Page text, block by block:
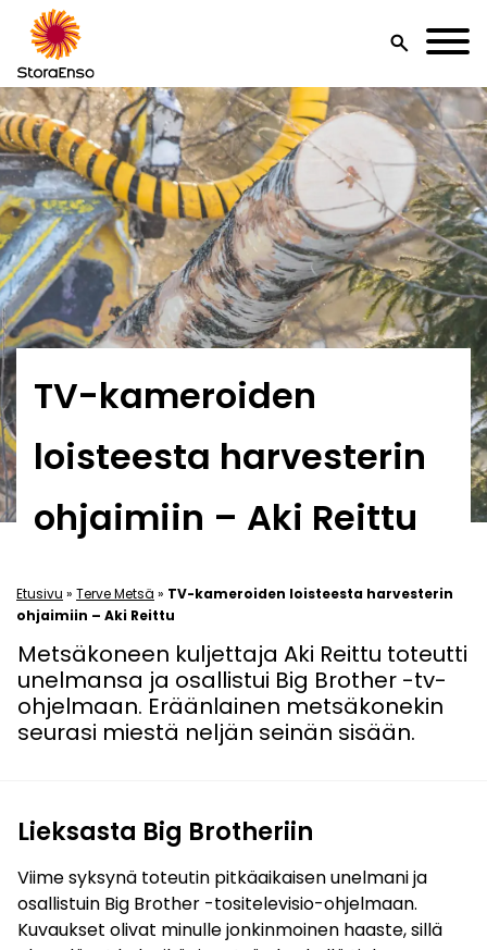
search
TV-kameroiden
loisteesta harvesterin
ohjaimiin – Aki Reittu
Etusivu » Terve Metsä » TV-kameroiden loisteesta harvesterin
ohjaimiin – Aki Reittu
Metsäkoneen kuljettaja Aki Reittu toteutti
unelmansa ja osallistui Big Brother -tv-
ohjelmaan. Eräänlainen metsäkonekin
seurasi miestä neljän seinän sisään.
Lieksasta Big Brotheriin
Viime syksynä toteutin pitkäaikaisen unelmani ja
osallistuin Big Brother -tositelevisio-ohjelmaan.
Kuvaukset olivat minulle jonkinmoinen haaste, sillä